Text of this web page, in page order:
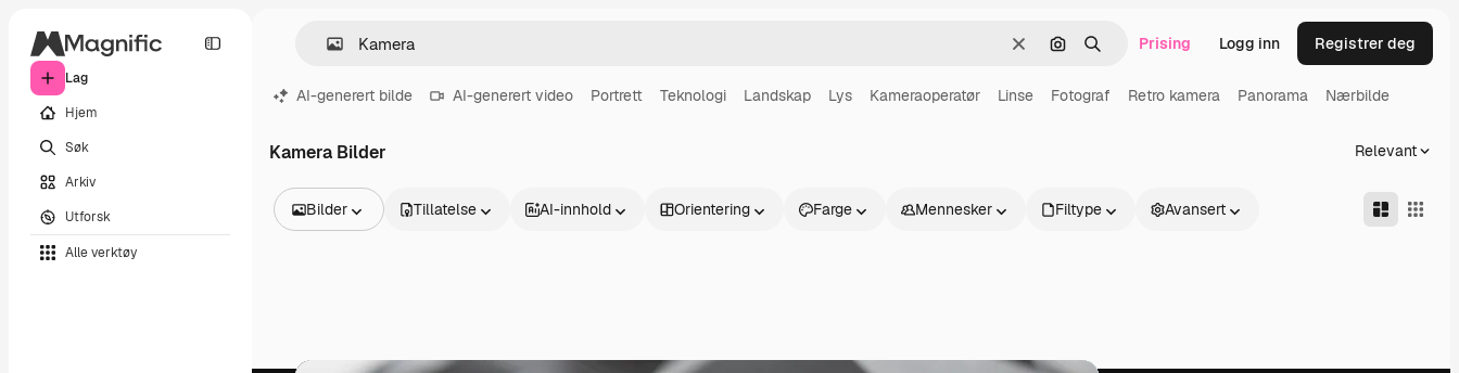
Lag
Hjem
Søk
Arkiv
Utforsk
Alle verktøy
Slett Søk etter bilde
Søk Prising Logg inn Registrer deg
AI-generert bilde AI-generert video Portrett Teknologi Landskap Lys Kameraoperatør Linse Fotograf Retro kamera Panorama Nærbilde
Kamera Bilder Relevant
Bilder
Videoer
Tillatelse AI-innhold Orientering Farge Mennesker Filtype Avansert